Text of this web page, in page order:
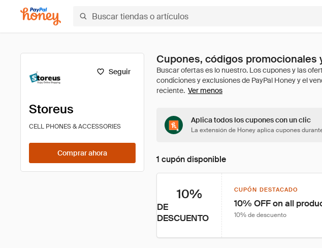
Seguir
Storeus
CELL PHONES & ACCESSORIES
Comprar ahora
Cupones, códigos promocionales
Ver menos
Aplica todos los cupones con un clic
La extensión de Honey aplica cupones
1 cupón disponible
10%
DE
DESCUENTO
CUPÓN DESTACADO
10% OFF on all
10% de descuento